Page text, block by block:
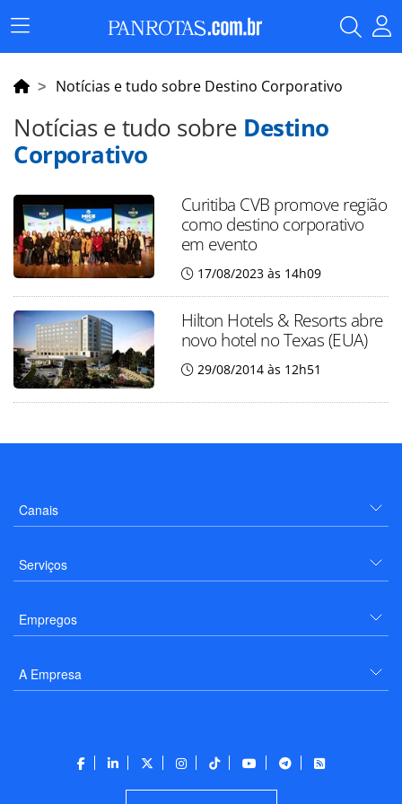
Menu
Principal
Notícias e tudo sobre Destino Corporativo
Notícias e tudo sobre Destino
Corporativo
Curitiba CVB promove região
como destino corporativo
em evento
17/08/2023 às 14h09
Hilton Hotels & Resorts abre
novo hotel no Texas (EUA)
29/08/2014 às 12h51
Canais
Serviços
Empregos
A Empresa